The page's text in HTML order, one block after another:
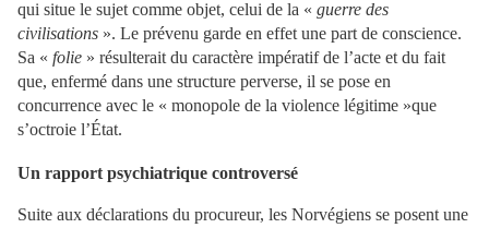
qui situe le sujet comme objet, celui de la « guerre des
civilisations ». Le prévenu garde en effet une part de conscience.
Sa « folie » résulterait du caractère impératif de l’acte et du fait
que, enfermé dans une structure perverse, il se pose en
concurrence avec le « monopole de la violence légitime »que
s’octroie l’État.
Un rapport psychiatrique controversé
Suite aux déclarations du procureur, les Norvégiens se posent une